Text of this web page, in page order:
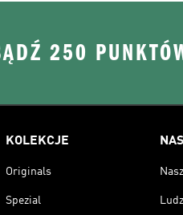
250
KOLEKCJE
Originals
Spezial